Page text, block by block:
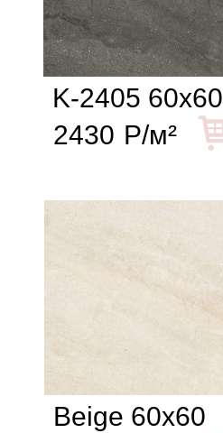
K-2405 60x60
2430 Р/м²
Beige 60x60